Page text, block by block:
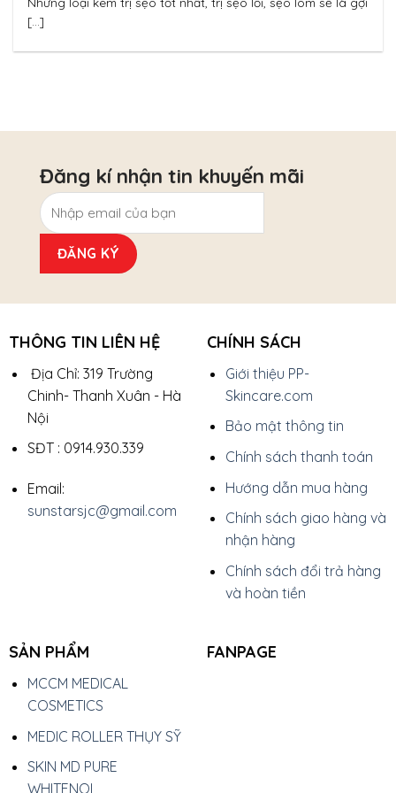
[...]
Đăng kí nhận tin khuyến mãi
THÔNG TIN LIÊN HỆ
Địa Chỉ: 319 Trường
Chinh- Thanh Xuân - Hà
Nội
SĐT : 0914.930.339
Email:
sunstarsjc@gmail.com
CHÍNH SÁCH
Giới thiệu PP-
Skincare.com
Bảo mật thông tin
Chính sách thanh toán
Hướng dẫn mua hàng
Chính sách giao hàng và
nhận hàng
Chính sách đổi trả hàng
và hoàn tiền
SẢN PHẨM
MCCM MEDICAL
COSMETICS
MEDIC ROLLER THỤY SỸ
SKIN MD PURE
WHITENOL
FANPAGE